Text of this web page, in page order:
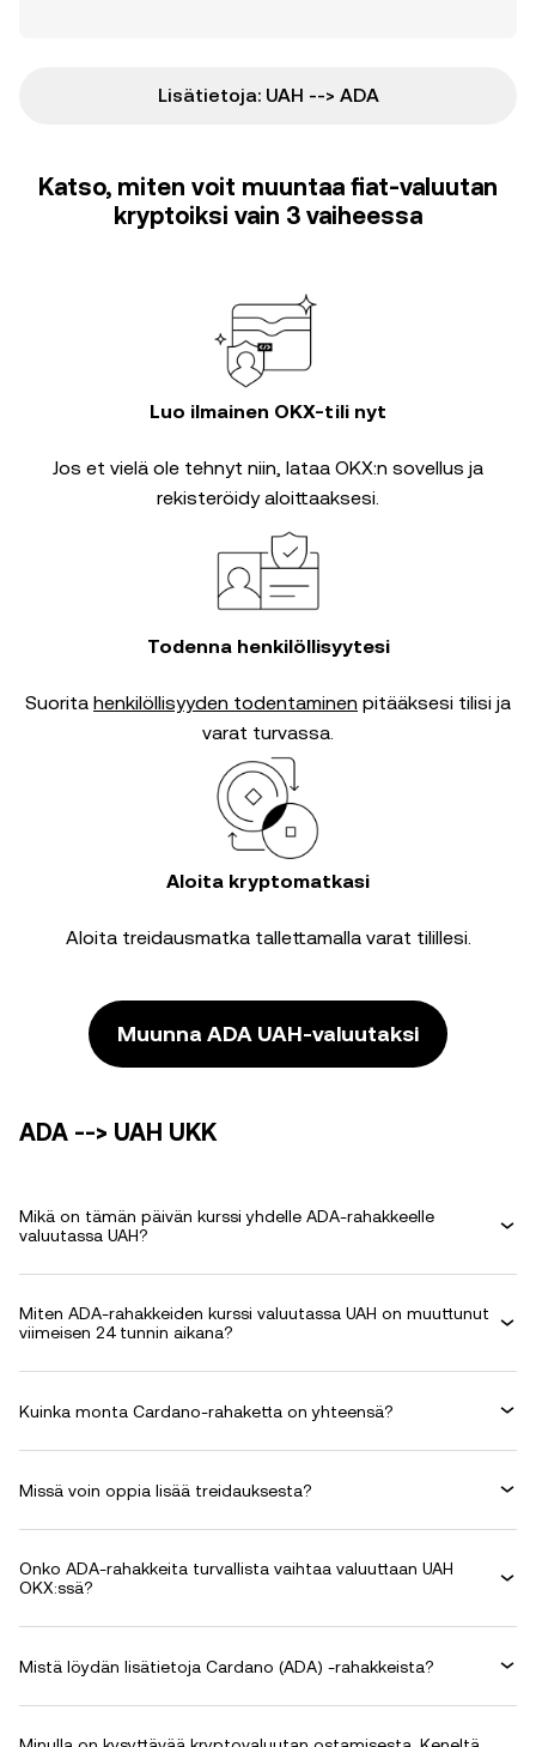
Lisätietoja: UAH --> ADA
Katso, miten voit muuntaa fiat-valuutan
kryptoiksi vain 3 vaiheessa
Luo ilmainen OKX-tili nyt
Jos et vielä ole tehnyt niin, lataa OKX:n sovellus ja
rekisteröidy aloittaaksesi.
Todenna henkilöllisyytesi
Suorita henkilöllisyyden todentaminen pitääksesi tilisi ja
varat turvassa.
Aloita kryptomatkasi
Aloita treidausmatka tallettamalla varat tilillesi.
Muunna ADA UAH-valuutaksi
ADA --> UAH UKK
Mikä on tämän päivän kurssi yhdelle ADA-rahakkeelle
valuutassa UAH?
Miten ADA-rahakkeiden kurssi valuutassa UAH on muuttunut
viimeisen 24 tunnin aikana?
Kuinka monta Cardano-rahaketta on yhteensä?
Missä voin oppia lisää treidauksesta?
Onko ADA-rahakkeita turvallista vaihtaa valuuttaan UAH
OKX:ssä?
Mistä löydän lisätietoja Cardano (ADA) -rahakkeista?